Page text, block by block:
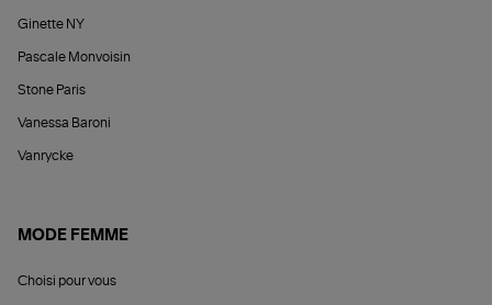
Ginette NY
Pascale Monvoisin
Stone Paris
Vanessa Baroni
Vanrycke
MODE FEMME
Choisi pour vous